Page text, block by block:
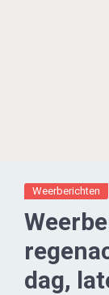
Weerberichten
dag,